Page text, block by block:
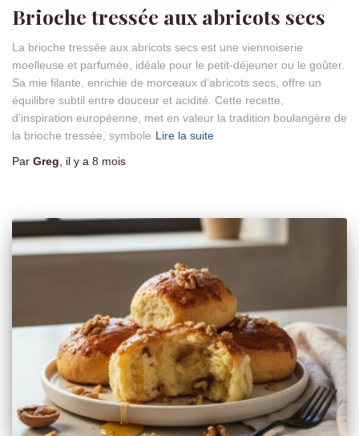
Brioche tressée aux abricots secs
La brioche tressée aux abricots secs est une viennoiserie
moelleuse et parfumée, idéale pour le petit-déjeuner ou le goûter.
Sa mie filante, enrichie de morceaux d’abricots secs, offre un
équilibre subtil entre douceur et acidité. Cette recette,
d’inspiration européenne, met en valeur la tradition boulangère de
la brioche tressée, symbole Lire la suite
Par Greg , il y a 8 mois